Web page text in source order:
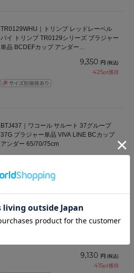
TR0129WHU｜トリンプ レッドレーベル
バイ トリンプ TR0129シリーズ ブラジャー
単品 BCDEFカップ アンダー
9,350 円 (税込)
425pt獲得
BTJ437｜ワコール サルート 37グループ
37G ブラジャー単品 VIVA LINE BCカップ
アンダー 65/70/75cm
BTJ737｜ワコール サルート 37グループ
9,130 円 (税込)
415pt獲得